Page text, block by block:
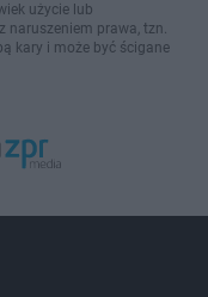
użycie lub
naruszeniem prawa, tzn.
kary i może być ścigane